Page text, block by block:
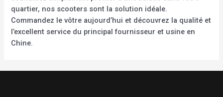
quartier, nos scooters sont la solution idéale.
Commandez le vôtre aujourd’hui et découvrez la qualité et
l’excellent service du principal fournisseur et usine en
Chine.